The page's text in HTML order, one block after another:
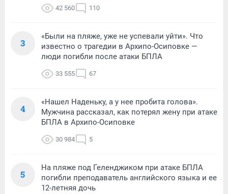
42 560 110
3
«Были на пляже, уже не успевали уйти». Что
известно о трагедии в Архипо-Осиповке —
люди погибли после атаки БПЛА
33 555 67
4
«Нашел Наденьку, а у нее пробита голова».
Мужчина рассказал, как потерял жену при атаке
БПЛА в Архипо-Осиповке
30 984 5
5
На пляже под Геленджиком при атаке БПЛА
погибли преподаватель английского языка и ее
12-летняя дочь